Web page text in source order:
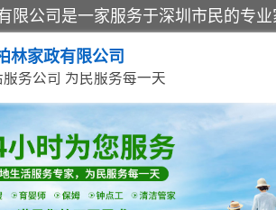
林家政有限公司
务公司 为民服务每一天